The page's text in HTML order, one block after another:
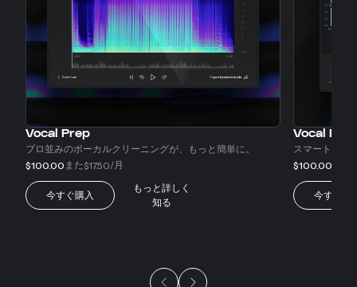
Vocal Prep
プロ並みのボーカルクリーニングが、もっと簡単に。
$100.00 また$17.50/月
今すぐ購入
もっと詳しく
知る
Vocal EQ
スマートアシ
$100.00
今すぐ購